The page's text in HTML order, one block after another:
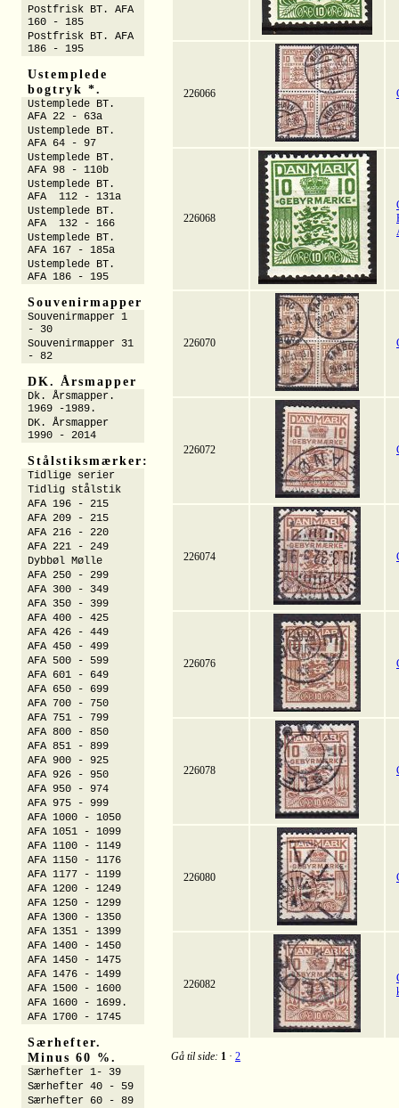
226066
226068
226070
226072
226074
226076
226078
226080
226082
Gå til side: 1 · 2
Postfrisk BT. AFA
160 - 185
Postfrisk BT. AFA
186 - 195
Ustemplede
bogtryk *.
Ustemplede BT.
AFA 22 - 63a
Ustemplede BT.
AFA 64 - 97
Ustemplede BT.
AFA 98 - 110b
Ustemplede BT.
AFA 112 - 131a
Ustemplede BT.
AFA 132 - 166
Ustemplede BT.
AFA 167 - 185a
Ustemplede BT.
AFA 186 - 195
Souvenirmapper
Souvenirmapper 1
- 30
Souvenirmapper 31
- 82
DK. Årsmapper
Dk. Årsmapper.
1969 -1989.
DK. Årsmapper
1990 - 2014
Stålstiksmærker:
Tidlige serier
Tidlig stålstik
AFA 196 - 215
AFA 209 - 215
AFA 216 - 220
AFA 221 - 249
Dybbøl Mølle
AFA 250 - 299
AFA 300 - 349
AFA 350 - 399
AFA 400 - 425
AFA 426 - 449
AFA 450 - 499
AFA 500 - 599
AFA 601 - 649
AFA 650 - 699
AFA 700 - 750
AFA 751 - 799
AFA 800 - 850
AFA 851 - 899
AFA 900 - 925
AFA 926 - 950
AFA 950 - 974
AFA 975 - 999
AFA 1000 - 1050
AFA 1051 - 1099
AFA 1100 - 1149
AFA 1150 - 1176
AFA 1177 - 1199
AFA 1200 - 1249
AFA 1250 - 1299
AFA 1300 - 1350
AFA 1351 - 1399
AFA 1400 - 1450
AFA 1450 - 1475
AFA 1476 - 1499
AFA 1500 - 1600
AFA 1600 - 1699.
AFA 1700 - 1745
Særhefter.
Minus 60 %.
Særhefter 1- 39
Særhefter 40 - 59
Særhefter 60 - 89